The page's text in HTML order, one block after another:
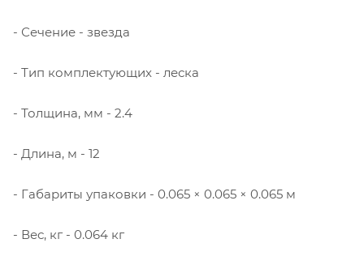
- Сечение - звезда
- Тип комплектующих - леска
- Толщина, мм - 2.4
- Длина, м - 12
- Габариты упаковки - 0.065 × 0.065 × 0.065 м
- Вес, кг - 0.064 кг